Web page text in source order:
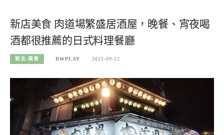
新店美食 肉道場繁盛居酒屋，晚餐、宵夜喝
酒都很推薦的日式料理餐廳
新北-美食 DWPLAY 2021-09-12